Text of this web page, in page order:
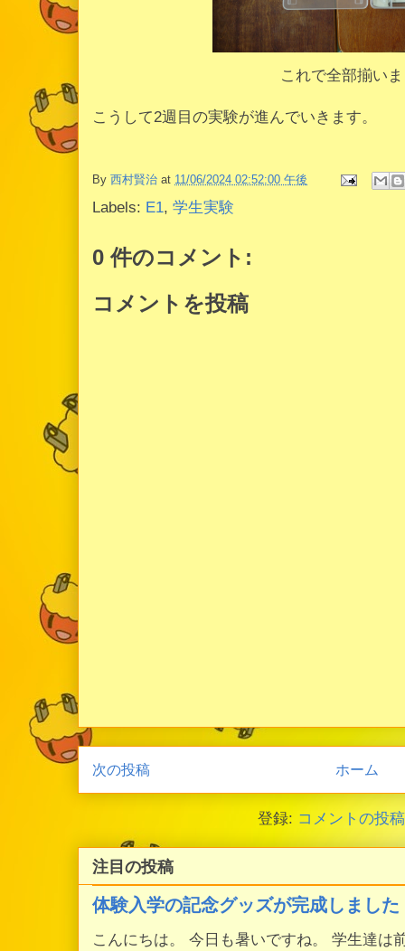
これで全部揃い
こうして2週目の実験が進んでいきます。
By 西村賢治 at 11/06/2024 02:52:00 午後
Labels: E1, 学生実験
0 件のコメント:
コメントを投稿
次の投稿 ホーム
登録: コメントの投
注目の投稿
体験入学の記念グッズが完成しました
こんにちは。 今日も暑いですね。 学生達は